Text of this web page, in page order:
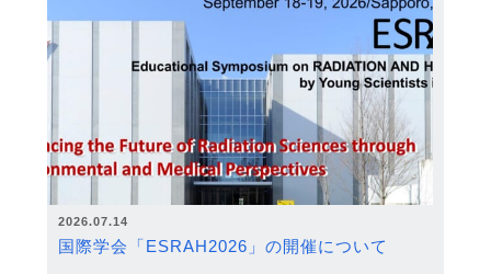
2026.07.14
国際学会「ESRAH2026」の開催について